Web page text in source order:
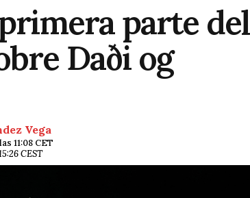
parte del
Daði og
Vega
11:08 CET
CEST